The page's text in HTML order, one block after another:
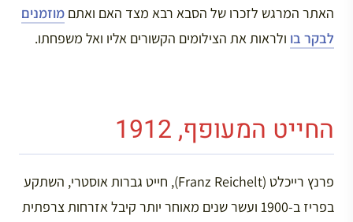
האתר המרגש לזכרו של הסבא רבא מצד האם ואתם מוזמנים
לבקר בו ולראות את הצילומים הקשורים אליו ואל משפחתו.
החייט המעופף, 1912
פרנץ רייכלט (Franz Reichelt), חייט גברות אוסטרי, השתקע
בפריז ב-1900 ועשר שנים מאוחר יותר קיבל אזרחות צרפתית